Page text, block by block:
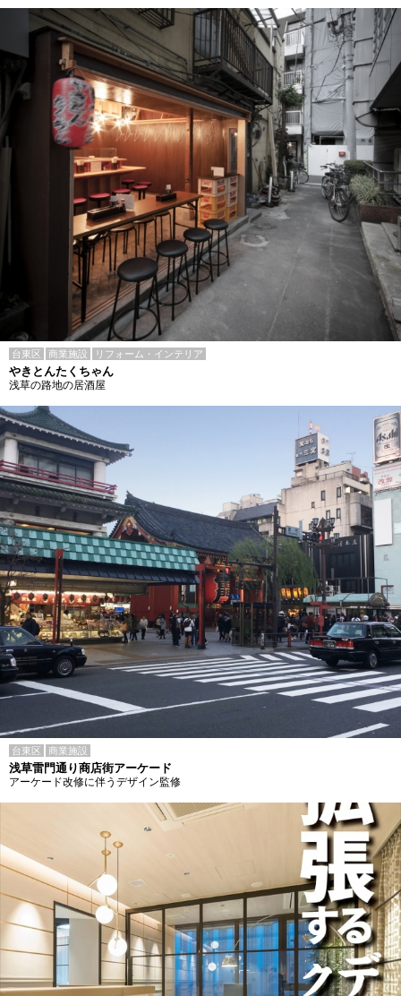
台東区 商業施設 リフォーム・インテリア
やきとんたくちゃん
浅草の路地の居酒屋
台東区 商業施設
浅草雷門通り商店街アーケード
アーケード改修に伴うデザイン監修